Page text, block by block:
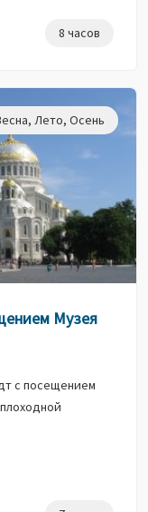
8 часов
, Лето, Осень
Музея
с посещением